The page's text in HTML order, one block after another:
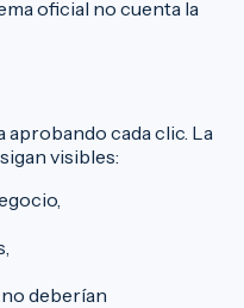
oficial no cuenta la
aprobando cada clic. La
visibles:
deberían